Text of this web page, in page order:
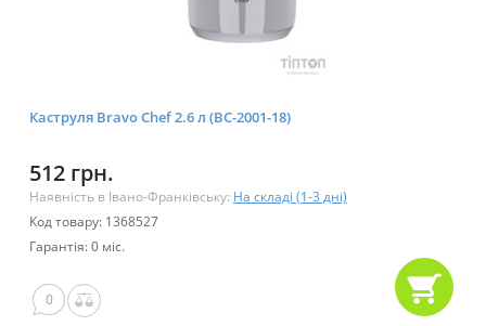
Каструля Bravo Chef 2.6 л (BC-2001-18)
512 грн.
Наявність в Івано-Франківську: На складі (1-3 дні)
Код товару: 1368527
Гарантія: 0 міс.
0